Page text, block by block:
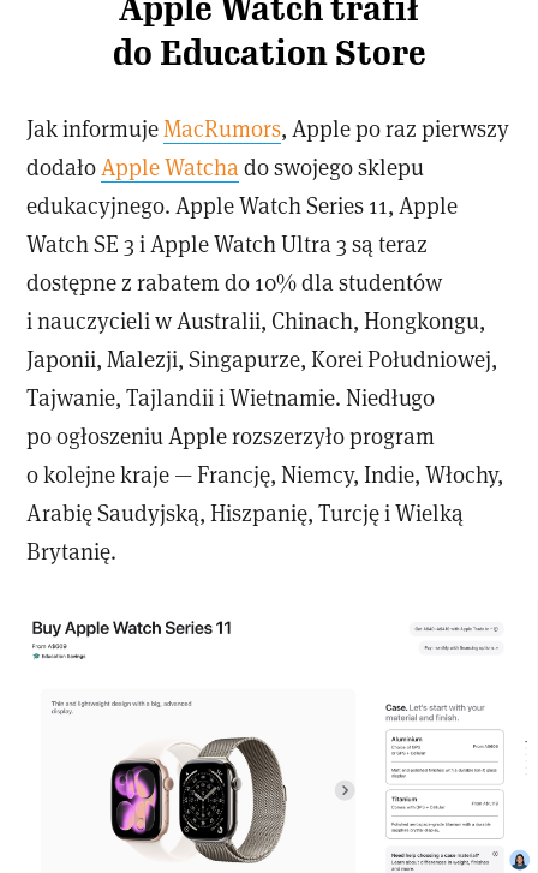
Apple Watch trafił
do Education Store
Jak informujeMacRumors, Apple po raz pierwszy
dodałoApple Watchado swojego sklepu
edukacyjnego. Apple Watch Series 11, Apple
Watch SE 3 i Apple Watch Ultra 3 są teraz
dostępne z rabatem do 10% dla studentów
i nauczycieli w Australii, Chinach, Hongkongu,
Japonii, Malezji, Singapurze, Korei Południowej,
Tajwanie, Tajlandii i Wietnamie. Niedługo
po ogłoszeniu Apple rozszerzyło program
o kolejne kraje — Francję, Niemcy, Indie, Włochy,
Arabię Saudyjską, Hiszpanię, Turcję i Wielką
Brytanię.